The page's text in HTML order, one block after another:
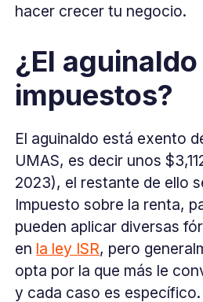
hacer crecer tu negocio.
¿El
impuestos?
El aguinaldo está exento
UMAS, es decir unos
2023), el restante de ello
Impuesto sobre la renta,
pueden aplicar diversas
en la ley ISR, pero
opta por la que más le
y cada caso es específico.